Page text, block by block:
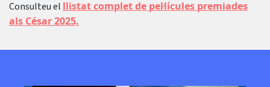
Consulteu el llistat complet de pel·lícules premiades
als César 2025.